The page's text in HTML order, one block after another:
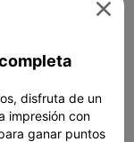

disfruta de un
impresión con
ganar puntos